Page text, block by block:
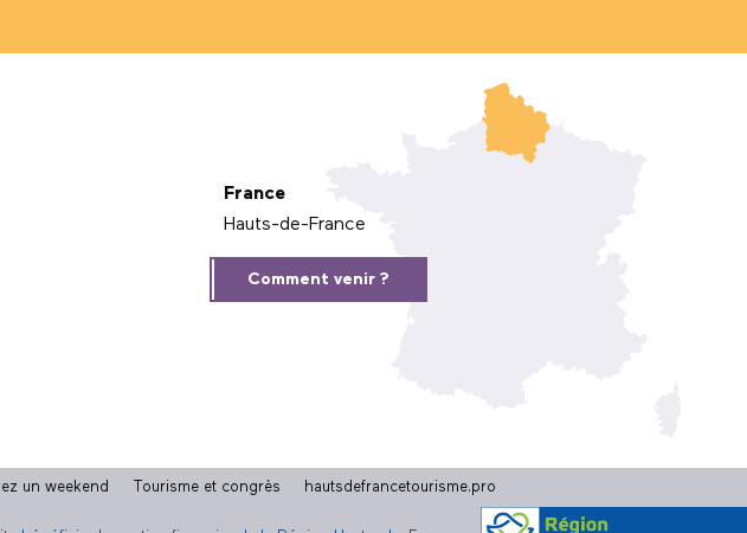
France
Hauts-de-France
Comment venir ?
un weekend Tourisme et congrès hautsdefrancetourisme.pro